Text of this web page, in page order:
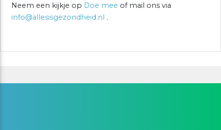
Neem een kijkje op Doe mee of mail ons via
info@allesisgezondheid.nl .